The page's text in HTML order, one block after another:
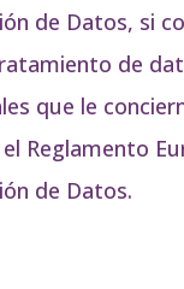
de Datos, si
de
que le
Reglamento
de Datos.